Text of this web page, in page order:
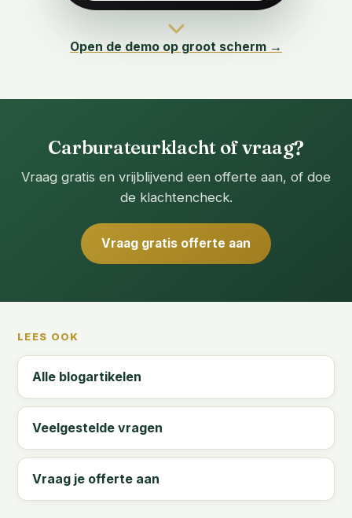
Open de demo op groot scherm →
Carburateurklacht of vraag?
Vraag gratis en vrijblijvend een offerte aan, of doe
de klachtencheck.
Vraag gratis offerte aan
LEES OOK
Alle blogartikelen
Veelgestelde vragen
Vraag je offerte aan